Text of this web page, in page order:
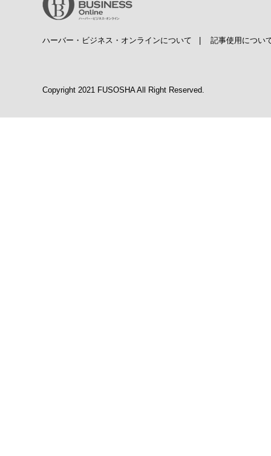
ハーバー・ビジネス・オンラインについて 記事使用につい
Copyright 2021 FUSOSHA All Right Reserved.